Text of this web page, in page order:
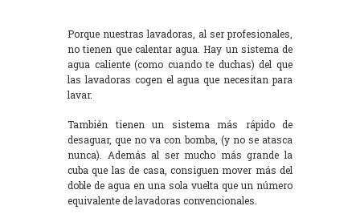
Porque nuestras lavadoras, al ser profesionales,
no tienen que calentar agua. Hay un sistema de
agua caliente (como cuando te duchas) del que
las lavadoras cogen el agua que necesitan para
lavar.
También tienen un sistema más rápido de
desaguar, que no va con bomba, (y no se atasca
nunca). Además al ser mucho más grande la
cuba que las de casa, consiguen mover más del
doble de agua en una sola vuelta que un número
equivalente de lavadoras convencionales.